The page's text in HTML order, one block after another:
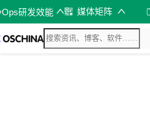
研发效能 媒体矩阵